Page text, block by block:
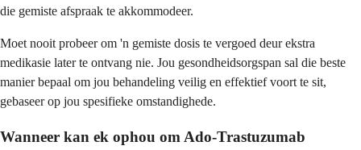
die gemiste afspraak te akkommodeer.
Moet nooit probeer om 'n gemiste dosis te vergoed deur ekstra
medikasie later te ontvang nie. Jou gesondheidsorgspan sal die beste
manier bepaal om jou behandeling veilig en effektief voort te sit,
gebaseer op jou spesifieke omstandighede.
Wanneer kan ek ophou om Ado-Trastuzumab